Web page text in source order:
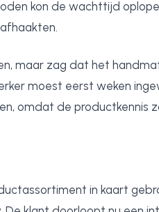
kon de wachttijd
maar zag dat het
moest eerst weken
omdat de productkennis
in kaart